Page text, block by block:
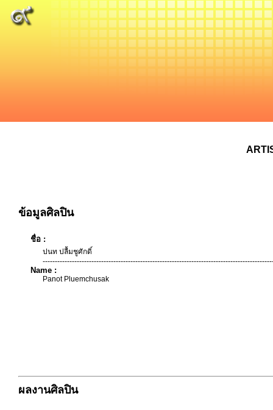
ข้อมูลศิลปิน
ชื่อ :
ปนท ปลื้มชูศักดิ์
Name :
Panot Pluemchusak
ผลงานศิลปิน